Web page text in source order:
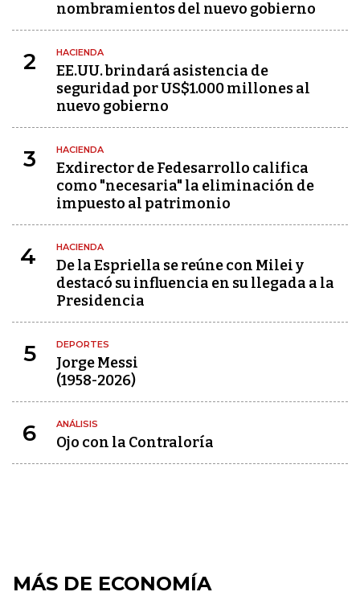
nombramientos del nuevo gobierno
2 HACIENDA
EE.UU. brindará asistencia de
seguridad por US$1.000 millones al
nuevo gobierno
3 HACIENDA
Exdirector de Fedesarrollo califica
como "necesaria" la eliminación de
impuesto al patrimonio
4 HACIENDA
De la Espriella se reúne con Milei y
destacó su influencia en su llegada a la
Presidencia
5 DEPORTES
Jorge Messi
(1958-2026)
6 ANÁLISIS
Ojo con la Contraloría
MÁS DE ECONOMÍA